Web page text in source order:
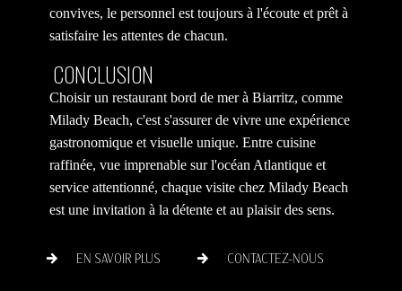
convives, le personnel est toujours à l'écoute et prêt à
satisfaire les attentes de chacun.
CONCLUSION
Choisir un restaurant bord de mer à Biarritz, comme
Milady Beach, c'est s'assurer de vivre une expérience
gastronomique et visuelle unique. Entre cuisine
raffinée, vue imprenable sur l'océan Atlantique et
service attentionné, chaque visite chez Milady Beach
est une invitation à la détente et au plaisir des sens.
EN SAVOIR PLUS CONTACTEZ-NOUS